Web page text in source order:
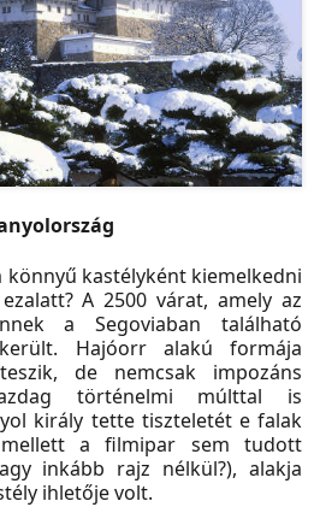
könnyű kastélyként kiemelkedni
A 2500 várat, amely az
a Segoviaban található
Hajóorr alakú formája
de nemcsak impozáns
történelmi múlttal is
király tette tiszteletét e falak
a filmipar sem tudott
inkább rajz nélkül?), alakja
ihletője volt.